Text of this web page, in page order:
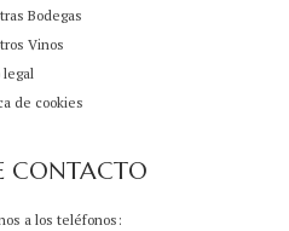
Bodegas
Vinos
legal
de cookies
CONTACTO
a los teléfonos: